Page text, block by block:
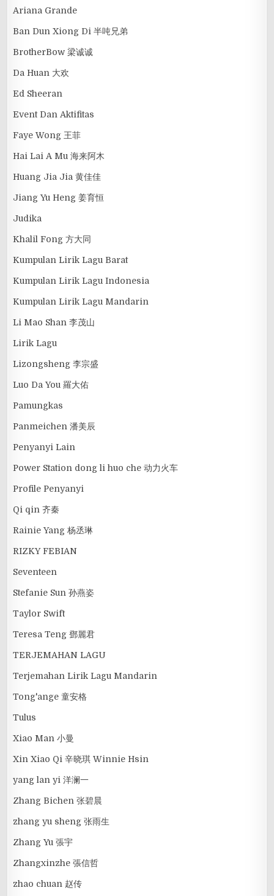
Ariana Grande
Ban Dun Xiong Di 半吨兄弟
BrotherBow 梁诚诚
Da Huan 大欢
Ed Sheeran
Event Dan Aktifitas
Faye Wong 王菲
Hai Lai A Mu 海来阿木
Huang Jia Jia 黄佳佳
Jiang Yu Heng 姜育恒
Judika
Khalil Fong 方大同
Kumpulan Lirik Lagu Barat
Kumpulan Lirik Lagu Indonesia
Kumpulan Lirik Lagu Mandarin
Li Mao Shan 李茂山
Lirik Lagu
Lizongsheng 李宗盛
Luo Da You 羅大佑
Pamungkas
Panmeichen 潘美辰
Penyanyi Lain
Power Station dong li huo che 动力火车
Profile Penyanyi
Qi qin 齐秦
Rainie Yang 杨丞琳
RIZKY FEBIAN
Seventeen
Stefanie Sun 孙燕姿
Taylor Swift
Teresa Teng 鄧麗君
TERJEMAHAN LAGU
Terjemahan Lirik Lagu Mandarin
Tong'ange 童安格
Tulus
Xiao Man 小曼
Xin Xiao Qi 辛晓琪 Winnie Hsin
yang lan yi 洋澜一
Zhang Bichen 张碧晨
zhang yu sheng 张雨生
Zhang Yu 張宇
Zhangxinzhe 張信哲
zhao chuan 赵传